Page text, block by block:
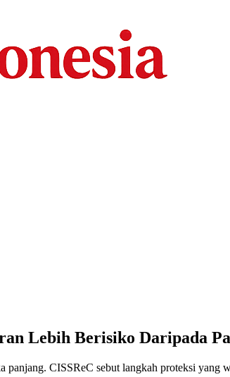
Lebih Berisiko Daripada
panjang. CISSReC sebut langkah proteksi yang